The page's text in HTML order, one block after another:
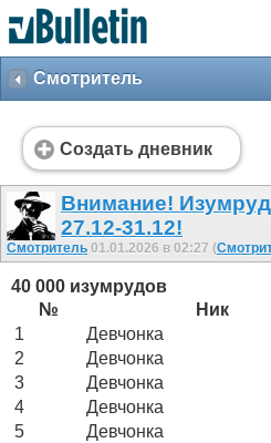
Смотритель
Создать дневник
Внимание!
27.12-31.12!
Смотритель 01.01.2026 в 02:27 (
40 000 изумрудов
№
Ник
1
Девчонка
2
Девчонка
3
Девчонка
4
Девчонка
5
Девчонка